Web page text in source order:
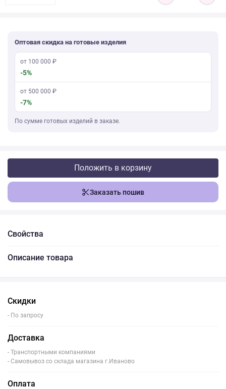
Оптовая скидка на готовые изделия
от 100 000 ₽
-5%
от 500 000 ₽
-7%
По сумме готовых изделий в заказе.
Положить в корзину
Заказать пошив
Свойства
Описание товара
Скидки
- По запросу
Доставка
- Транспортными компаниями
- Самовывоз со склада магазина г.Иваново
Оплата